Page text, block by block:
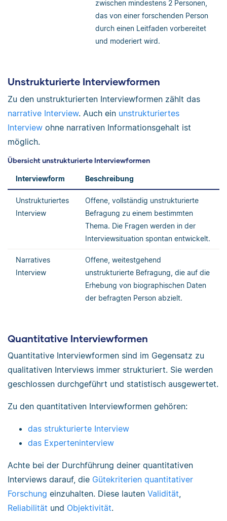
zwischen mindestens 2 Personen,
das von einer forschenden Person
durch einen Leitfaden vorbereitet
und moderiert wird.
Unstrukturierte Interviewformen
Zu den unstrukturierten Interviewformen zählt das
narrative Interview. Auch ein unstrukturiertes
Interview ohne narrativen Informationsgehalt ist
möglich.
Übersicht unstrukturierte Interviewformen
Interviewform Beschreibung
Unstrukturiertes
Interview
Offene, vollständig unstrukturierte
Befragung zu einem bestimmten
Thema. Die Fragen werden in der
Interviewsituation spontan entwickelt.
Narratives
Interview
Offene, weitestgehend
unstrukturierte Befragung, die auf die
Erhebung von biographischen Daten
der befragten Person abzielt.
Quantitative Interviewformen
Quantitative Interviewformen sind im Gegensatz zu
qualitativen Interviews immer strukturiert. Sie werden
geschlossen durchgeführt und statistisch ausgewertet.
Zu den quantitativen Interviewformen gehören:
das strukturierte Interview
das Experteninterview
Achte bei der Durchführung deiner quantitativen
Interviews darauf, die Gütekriterien quantitativer
Forschung einzuhalten. Diese lauten Validität,
Reliabilität und Objektivität.